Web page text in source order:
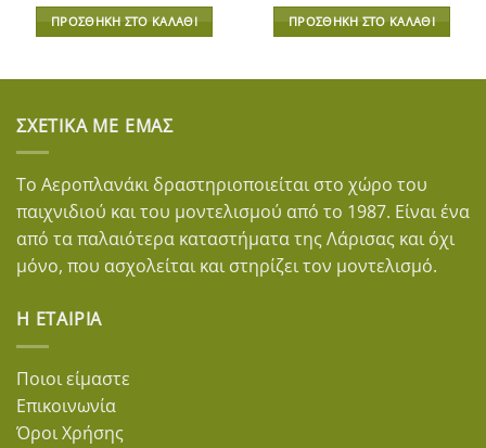
ΠΡΟΣΘΉΚΗ ΣΤΟ ΚΑΛΆΘΙ ΠΡΟΣΘΉΚΗ ΣΤΟ ΚΑΛΆΘΙ
ΣΧΕΤΙΚΆ ΜΕ ΕΜΆΣ
Το Αεροπλανάκι δραστηριοποιείται στο χώρο του
παιχνιδιού και του μοντελισμού από το 1987. Είναι ένα
από τα παλαιότερα καταστήματα της Λάρισας και όχι
μόνο, που ασχολείται και στηρίζει τον μοντελισμό.
Η ΕΤΑΙΡΊΑ
Ποιοι είμαστε
Επικοινωνία
Όροι Χρήσης